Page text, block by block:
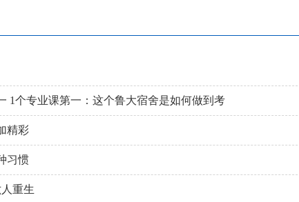
1个专业课第一：这个鲁大宿舍是如何做到考
精彩
习惯
重生
家公园 促进人与自